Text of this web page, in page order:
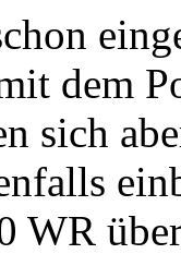
dem
sich
WR